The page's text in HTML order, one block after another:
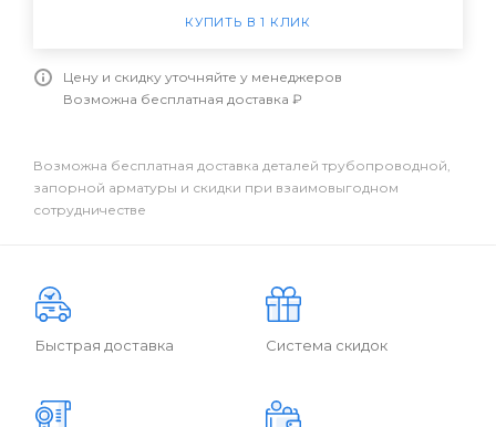
КУПИТЬ В 1 КЛИК
Цену и скидку уточняйте у менеджеров
Возможна бесплатная доставка ₽
Возможна бесплатная доставка деталей трубопроводной,
запорной арматуры и скидки при взаимовыгодном
сотрудничестве
Быстрая доставка Система скидок